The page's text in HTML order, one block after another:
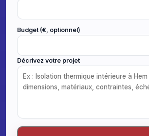
Budget (€, optionnel)
Décrivez votre projet